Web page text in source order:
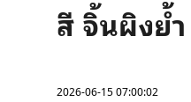
สี จิ้นผิงย้
2026-06-15 07:00:02